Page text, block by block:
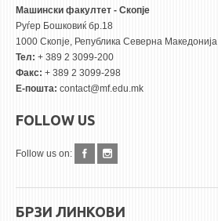
Машински факултет - Скопје
Руѓер Бошковиќ бр.18
1000 Скопје, Република Северна Македонија
Тел: + 389 2 3099-200
Факс: + 389 2 3099-298
Е-пошта: contact@mf.edu.mk
FOLLOW US
Follow us on:
БРЗИ ЛИНКОВИ